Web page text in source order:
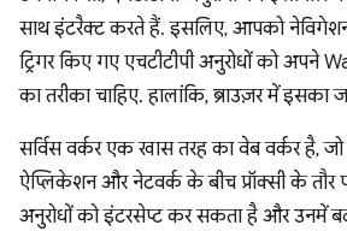
साथ इंटरैक्ट करते हैं. इसलिए, आपको
ट्रिगर किए गए एचटीटीपी अनुरोधों को अपने
का तरीका चाहिए. हालांकि, ब्राउज़र में इसका
सर्विस वर्कर एक खास तरह का वेब वर्कर है,
ऐप्लिकेशन और नेटवर्क के बीच प्रॉक्सी के तौर
अनुरोधों को इंटरसेप्ट कर सकता है और उनमें